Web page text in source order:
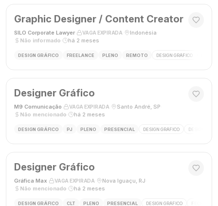
Graphic Designer / Content Creator
SILO Corporate Lawyer VAGA EXPIRADA Indonésia
Não informado
há 2 meses
DESIGN GRÁFICO FREELANCE PLENO REMOTO DESIGN GRÁFICO
Designer Gráfico
M9 Comunicação VAGA EXPIRADA Santo André, SP
Não mencionado
há 2 meses
DESIGN GRÁFICO PJ PLENO PRESENCIAL DESIGN GRÁFICO DESIGNER
Designer Gráfico
Gráfica Max VAGA EXPIRADA Nova Iguaçu, RJ
Não mencionado
há 2 meses
DESIGN GRÁFICO CLT PLENO PRESENCIAL DESIGN GRÁFICO